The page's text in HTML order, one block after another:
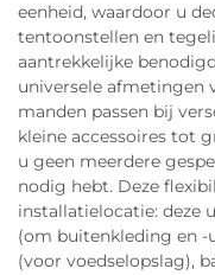
eenheid, waardoor u
tentoonstellen en
aantrekkelijke
universele afmetingen
manden passen bij
kleine accessoires tot
u geen meerdere
nodig hebt. Deze
installatielocatie: deze
(om buitenkleding en -
(voor voedselopslag),